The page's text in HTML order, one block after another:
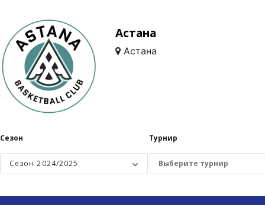
Астана
Астана
Сезон
Сезон 2024/2025
Турнир